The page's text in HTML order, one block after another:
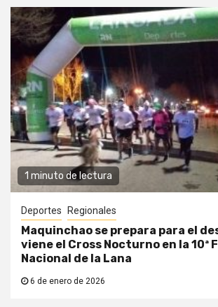
1 minuto de lectura
Deportes Regionales
Maquinchao se prepara para el
viene el Cross Nocturno en la 10ª
Nacional de la Lana
6 de enero de 2026